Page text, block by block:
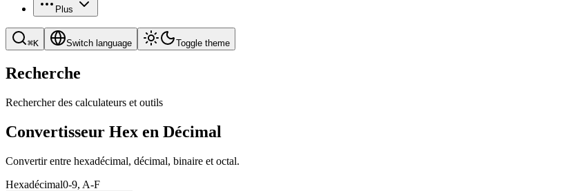
Plus
⌘K Switch language Toggle theme
Recherche
Rechercher des calculateurs et outils
Convertisseur Hex en Décimal
Convertir entre hexadécimal, décimal, binaire et octal.
Hexadécimal0-9, A-F